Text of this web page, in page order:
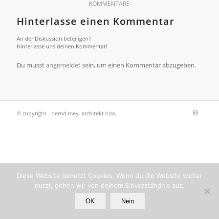
KOMMENTARE
Hinterlasse einen Kommentar
An der Diskussion beteiligen?
Hinterlasse uns deinen Kommentar!
Du musstangemeldetsein, um einen Kommentar abzugeben.
© copyright - bernd mey. architekt bda.
Diese Website benutzt Cookies. Wenn du die Website weiter
nutzt, gehen wir von deinem Einverständnis aus.
OK Nein